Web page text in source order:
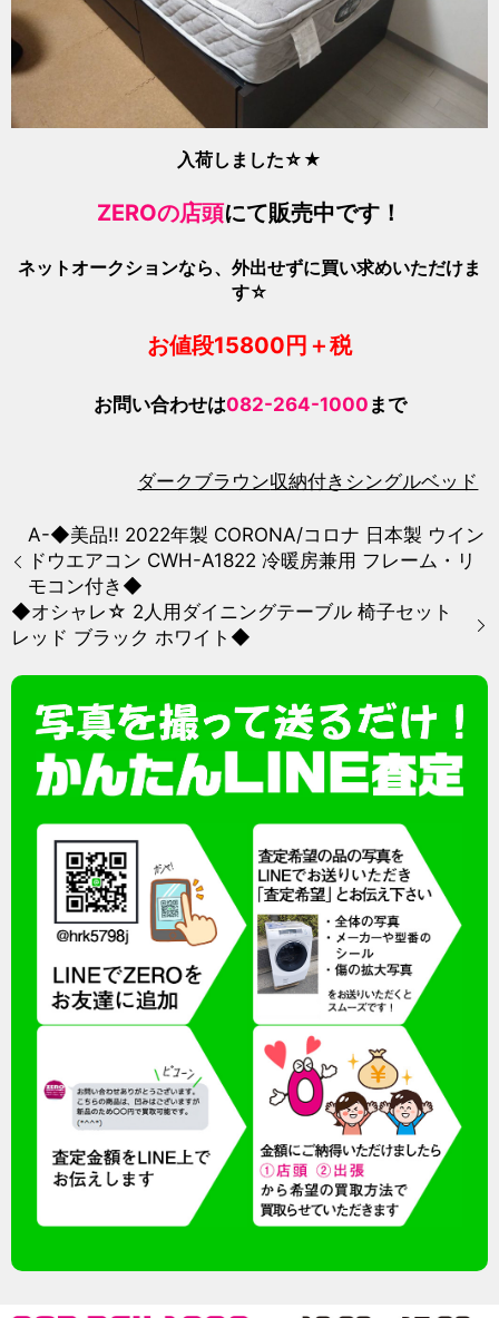
入荷しました☆★
ZEROの店頭にて販売中です！
ネットオークションなら、外出せずに買い求めいただけま
す☆
お値段15800 円＋税
お問い合わせは082-264-1000 まで
ダークブラウン収納付きシングルベッド
A-◆美品!! 2022年製 CORONA/コロナ 日本製 ウイン
ドウエアコン CWH-A1822 冷暖房兼用 フレーム・リ
モコン付き◆
◆オシャレ☆ 2人用ダイニングテーブル 椅子セット
レッド ブラック ホワイト◆